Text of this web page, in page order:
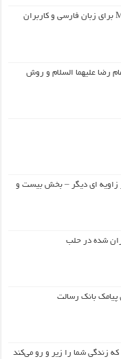
دانلود اپلیکیشن صرافی MEXC برای زبان فارسی و کاربران
رضا علیهما السلام و روش
زاویه ای دیگر – بخش بیست و
شده در حلب
بانک رسالت
زندگی شما را زیر و رو می‌کند